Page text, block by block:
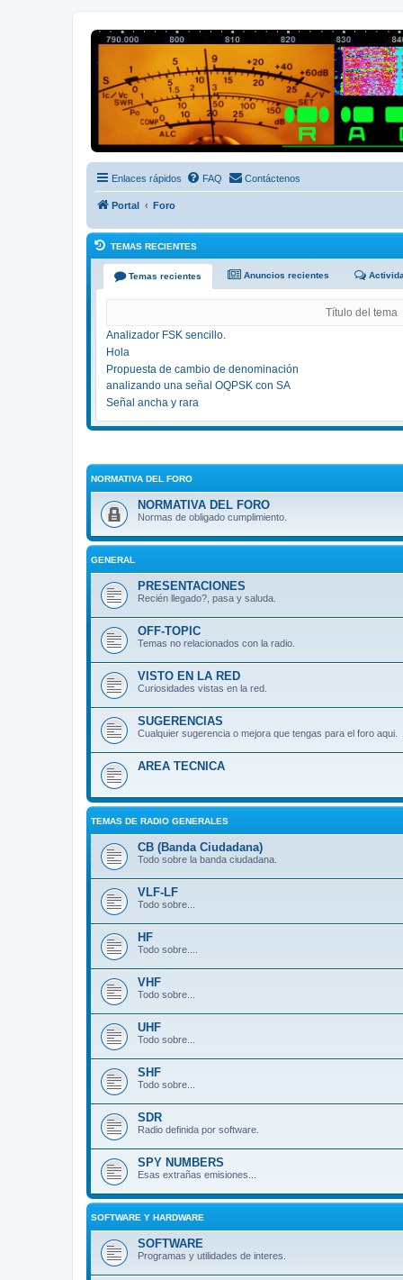
Radio Frecuencias
Foro de Radio Frecuencias
Enlaces rápidos FAQ Contáctenos
Portal Foro
TEMAS RECIENTES
Temas recientes Anuncios recientes
Título del tema
Analizador FSK sencillo.
Hola
Propuesta de cambio de denominación
analizando una señal OQPSK con SA
Señal ancha y rara
NORMATIVA DEL FORO
NORMATIVA DEL FORO
Normas de obligado cumplimiento.
GENERAL
PRESENTACIONES
Recién llegado?, pasa y saluda.
OFF-TOPIC
Temas no relacionados con la radio.
VISTO EN LA RED
Curiosidades vistas en la red.
SUGERENCIAS
Cualquier sugerencia o mejora que tengas para el foro aqui.
AREA TECNICA
TEMAS DE RADIO GENERALES
CB (Banda Ciudadana)
Todo sobre la banda ciudadana.
VLF-LF
Todo sobre...
HF
Todo sobre....
VHF
Todo sobre...
UHF
Todo sobre...
SHF
Todo sobre...
SDR
Radio definida por software.
SPY NUMBERS
Esas extrañas emisiones...
SOFTWARE Y HARDWARE
SOFTWARE
Programas y utilidades de interes.